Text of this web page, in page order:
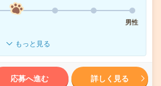
男性
もっと見る
応募へ進む 詳しく見る